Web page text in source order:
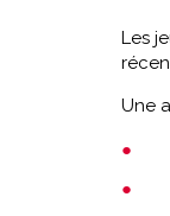
Les
Une